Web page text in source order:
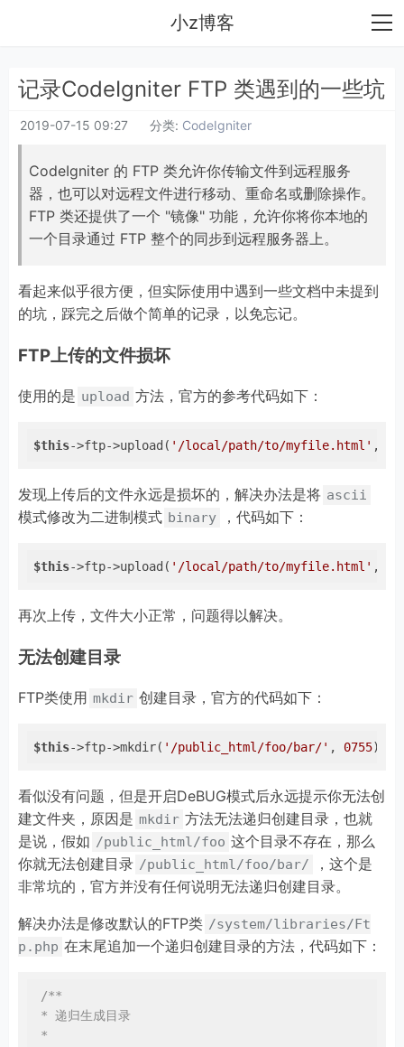
小z博客
记录CodeIgniter FTP 类遇到的一些坑
2019-07-15 09:27 分类: CodeIgniter
CodeIgniter 的 FTP 类允许你传输文件到远程服务
器，也可以对远程文件进行移动、重命名或删除操作。
FTP 类还提供了一个 "镜像" 功能，允许你将你本地的
一个目录通过 FTP 整个的同步到远程服务器上。
看起来似乎很方便，但实际使用中遇到一些文档中未提到
的坑，踩完之后做个简单的记录，以免忘记。
FTP上传的文件损坏
使用的是 upload 方法，官方的参考代码如下：
$this->ftp->upload( '/local/path/to/myfile.html' ,
发现上传后的文件永远是损坏的，解决办法是将 ascii
模式修改为二进制模式 binary ，代码如下：
$this->ftp->upload( '/local/path/to/myfile.html' ,
再次上传，文件大小正常，问题得以解决。
无法创建目录
FTP类使用 mkdir 创建目录，官方的代码如下：
$this->ftp->mkdir( '/public_html/foo/bar/' , 0755);
看似没有问题，但是开启DeBUG模式后永远提示你无法创
建文件夹，原因是 mkdir 方法无法递归创建目录，也就
是说，假如 /public_html/foo 这个目录不存在，那么
你就无法创建目录 /public_html/foo/bar/
，这个是
非常坑的，官方并没有任何说明无法递归创建目录。
解决办法是修改默认的FTP类 /system/libraries/Ft
p.php 在末尾追加一个递归创建目录的方法，代码如下：
/**
* 递归生成目录
*